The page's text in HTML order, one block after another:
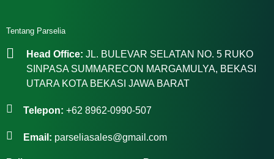
Tentang Parselia
Head Office: JL. BULEVAR SELATAN NO. 5 RUKO
SINPASA SUMMARECON MARGAMULYA, BEKASI
UTARA KOTA BEKASI JAWA BARAT
Telepon: +62 8962-0990-507
Email: parseliasales@gmail.com